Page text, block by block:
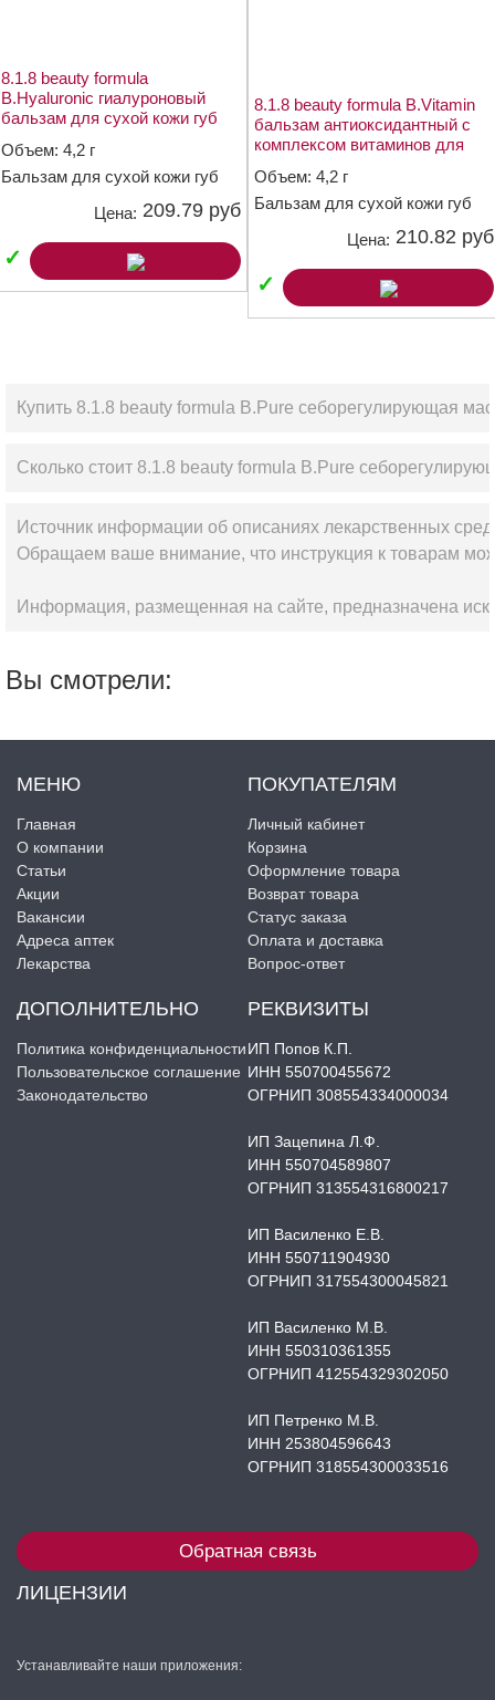
8.1.8 beauty formula
B.Hyaluronic гиалуроновый
бальзам для сухой кожи губ
Объем: 4,2 г
Бальзам для сухой кожи губ
Цена: 209.79 руб
✓
8.1.8 beauty formula B.Vitamin
бальзам антиоксидантный с
комплексом витаминов для
Объем: 4,2 г
Бальзам для сухой кожи губ
Цена: 210.82 руб
✓
Купить 8.1.8 beauty formula B.Pure себорегулирующая
Сколько стоит 8.1.8 beauty formula B.Pure
Источник информации об описаниях лекарственных
Обращаем ваше внимание, что инструкция к товарам
Информация, размещенная на сайте, предназначена
Вы смотрели:
МЕНЮ
Главная
О компании
Статьи
Акции
Вакансии
Адреса аптек
Лекарства
ПОКУПАТЕЛЯМ
Личный кабинет
Корзина
Оформление товара
Возврат товара
Статус заказа
Оплата и доставка
Вопрос-ответ
ДОПОЛНИТЕЛЬНО
Политика конфиденциальности
Пользовательское соглашение
Законодательство
РЕКВИЗИТЫ
ИП Попов К.П.
ИНН 550700455672
ОГРНИП 308554334000034
ИП Зацепина Л.Ф.
ИНН 550704589807
ОГРНИП 313554316800217
ИП Василенко Е.В.
ИНН 550711904930
ОГРНИП 317554300045821
ИП Василенко М.В.
ИНН 550310361355
ОГРНИП 412554329302050
ИП Петренко М.В.
ИНН 253804596643
ОГРНИП 318554300033516
Обратная связь
ЛИЦЕНЗИИ
Устанавливайте наши приложения: